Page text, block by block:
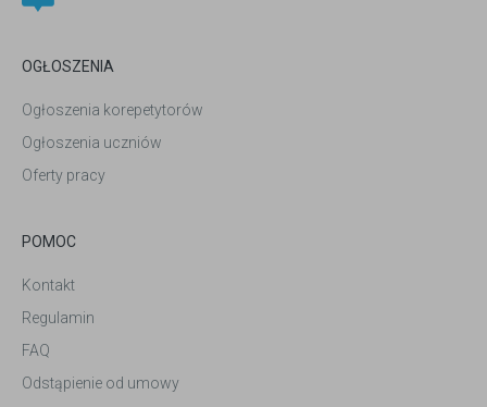
OGŁOSZENIA
Ogłoszenia korepetytorów
Ogłoszenia uczniów
Oferty pracy
POMOC
Kontakt
Regulamin
FAQ
Odstąpienie od umowy